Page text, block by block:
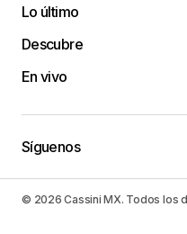
Lo último
Descubre
En vivo
Síguenos
© 2026 Cassini MX. Todos los